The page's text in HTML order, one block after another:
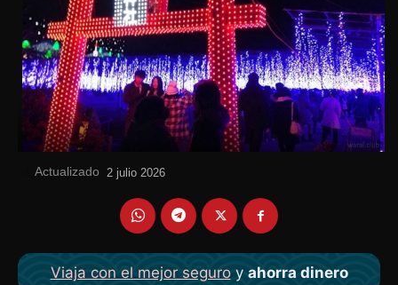
Actualizado 2 julio 2026
Viaja con el mejor seguroy ahorra dinero